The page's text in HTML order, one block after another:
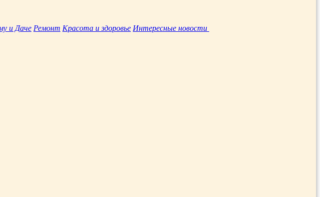
и Даче Ремонт Красота и здоровье Интересные новости